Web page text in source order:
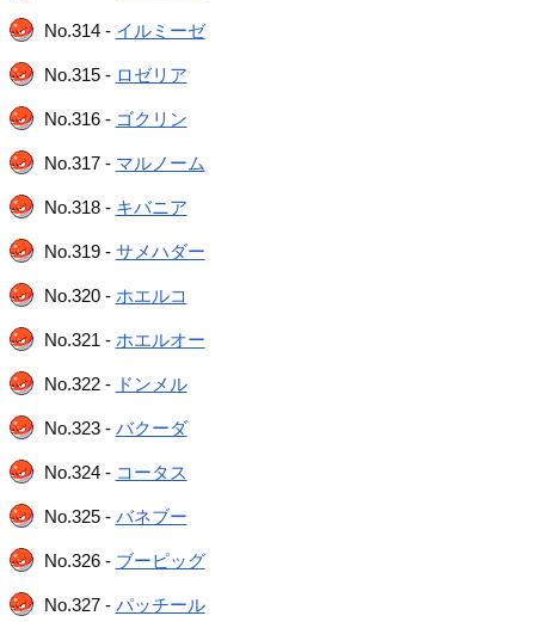
No.314 - イルミーゼ
No.315 - ロゼリア
No.316 - ゴクリン
No.317 - マルノーム
No.318 - キバニア
No.319 - サメハダー
No.320 - ホエルコ
No.321 - ホエルオー
No.322 - ドンメル
No.323 - バクーダ
No.324 - コータス
No.325 - バネブー
No.326 - ブーピッグ
No.327 - パッチール